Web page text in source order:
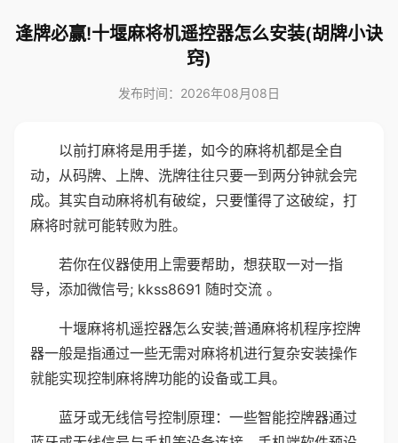
逢牌必赢!十堰麻将机遥控器怎么安装(胡牌小诀
窍)
发布时间：2026年08月08日
以前打麻将是用手搓，如今的麻将机都是全自
动，从码牌、上牌、洗牌往往只要一到两分钟就会完
成。其实自动麻将机有破绽，只要懂得了这破绽，打
麻将时就可能转败为胜。
若你在仪器使用上需要帮助，想获取一对一指
导，添加微信号; kkss8691 随时交流 。
十堰麻将机遥控器怎么安装;普通麻将机程序控牌
器一般是指通过一些无需对麻将机进行复杂安装操作
就能实现控制麻将牌功能的设备或工具。
蓝牙或无线信号控制原理：一些智能控牌器通过